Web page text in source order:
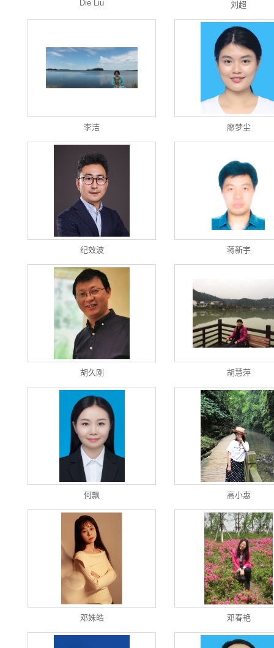
Die Liu 刘超
李洁 廖梦尘
纪效波 蒋新宇
胡久刚 胡慧萍
何飘 高小惠
邓姝皓 邓春艳